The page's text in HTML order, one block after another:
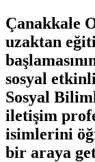
Çanakkale
uzaktan
sosyal
Sosyal
iletişim
isimlerini
bir araya